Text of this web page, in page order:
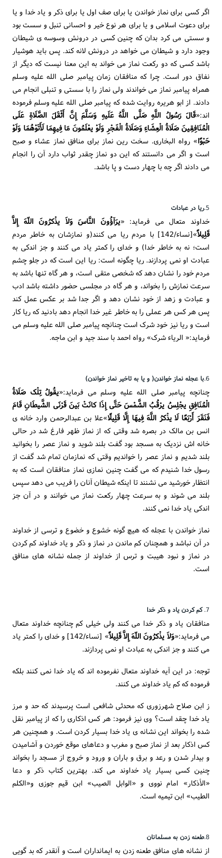
اگر کسی برای نماز خواندن یا برای صف اول یا برای ذکر و یاد خدا و یا
برای دعوت اسلامی و یا برای هر نوع خیر و احسانی تنبل و سست بود
و سستی می کرد بدان که چنین کسی در درونش وسوسه ی شیطان
وجود دارد و شیطان می خواهد در درونش لانه کند. پس باید هوشیار
باشد کسی که دو رکعت نماز می خواند به این معنا نیست که دیگر از
نفاق دور است. چرا که منافقان زمان پیامبر صلی الله علیه وسلم
همراه پیامبر نماز می خواندند ولی نماز را با سستی و تنبلی انجام می
دادند. از ابو هریره روایت شده که پیامبر صلی الله علیه وسلم فرموده
اند:«قَالَ رَسُولُ اللَّهِ صَلَّی اللَّهُ عَلَیهِ وَسَلَّمَ إِنَّ أَثْقَلَ الصَّلَاةِ عَلَی
الْمُنَافِقِینَ صَلَاةُ الْعِشَاءِ وَصَلَاةُ الْفَجْرِ وَلَوْ یعْلَمُونَ مَا فِیهِمَا لَأَتَوْهُمَا وَلَوْ
حَبْوًا» رواه البخاری. سخت رین نماز برای منافق نماز عشاء و صبح
است و اگر می دانستند که این دو نماز چقدر ثواب دارد آن را انجام
می دادند اگر چه با چهار دست و پا باشد.
5. ریا در عبادات
خداوند متعال می فرماید: «یرَآؤُونَ النَّاسَ وَلاَ یذْکرُونَ اللّهَ إِلاَّ
قَلِیلاً
»[نساء/142] با مردم ریا می کنند(و نمازشان به خاطر مردم
است؛ نه به خاطر خدا) و خدای را کمتر یاد می کنند و جز اندکی به
عبادت او نمی پردازند. ریا چگونه است: ریا این است که در جلو چشم
مردم خود را نشان دهد که شخصی متقی است، و هر گاه تنها باشد به
سرعت نمازش را بخواند، و هر گاه در مجلسی حضور داشته باشد ادب
و عبادت و زهد از خود نشان دهد و اگر جدا شد بر عکس عمل کند
پس هر کس هر عملی را به خاطر غیر خدا انجام دهد بادنید که ریا کار
است و ریا نیز خود شرک است چنانچه پیامبر صلی الله علیه وسلم می
فرماید:« الریاء شرک» رواه احمد با سند جید و ابن ماجه.
6.با عجله نماز خواندن( و یا به تاخیر نماز خواندن)
چنانچه پیامبر صلی الله علیه وسلم می فرماید:«یقُولُ تِلْک صَلَاةُ
الْمُنَافِقِ یجْلِسُ یرْقُبُ الشَّمْسَ حَتَّی إِذَا کانَتْ بَینَ قَرْنَی الشَّیطَانِ قَامَ
فَنَقَرَ أَرْبَعًا لَا یذْکرُ اللَّهَ فِیهَا إِلَّا قَلِیلًا»علا بن عبدالرحمن وارد خانه ی
انس بن مالک در بصره شد وقتی که از نماز ظهر فارغ شد در حالی
خانه اش نزدیک به مسجد بود گفت بلند شوید و نماز عصر را بخوانید
بلند شدیم و نماز عصر را خواندیم وقتی که نمازمان تمام شد گفت از
رسول خدا شنیدم که می گفت چنین نمازی نماز منافقان است که به
انتظار خورشید می نشنند تا اینکه شیطان آنان را فریب می دهد سپس
بلند می شوند و به سرعت چهار رکعت نماز می خوانند و در آن جز
اندکی یاد خدا نمی کنند.
نماز خواندن با عجله که هیچ گونه خشوع و خضوع و ترسی از خداوند
در آن نباشد و همچنان کم ماندن در نماز و ذکر و یاد خداوند کم کردن
در نماز و نبود هیبت و ترس از خداوند از جمله نشانه های منافق
است.
7. کم کردن یاد و ذکر خدا
منافقان یاد و ذکر خدا می کنند ولی خیلی کم چنانچه خداوند متعال
می فرماید:«وَلاَ یذْکرُونَ اللّهَ إِلاَّ قَلِیلاً
» [نساء/142] و خدای را کمتر یاد
می کنند و جز اندکی به عبادت او نمی پردازند.
توجه: در این آیه خداوند متعال نفرموده اند که یاد خدا نمی کنند بلکه
فرموده که کم یاد خداوند می کنند.
ز ابن صلاح شهرزوری که محدثی شافعی است پرسیدند که حد و مرز
یاد خدا چقد است؟ وی نیز فرمود: هر کس اذکاری را که از پیامبر نقل
شده را بخواند این نشانه ی یاد خدا بسیار کردن است. و همچنین هر
کس اذکار بعد از نماز صبح و مغرب و دعاهای موقع خوردن و آشامیدن
و بیدار شدن و رعد و برق و باران و ورود و خروج از مسجد را بخواند
چنین کسی بسیار یاد خداوند می کند. بهترین کتاب ذکر و دعا
«الأذکار» امام نووی و «الوابل الصیب» ابن قیم جوزی و«الکلم
الطیب» ابن تیمیه است.
8.طعنه زدن به مسلمانان
از نشانه های منافق طعنه زدن به ایمانداران است و آنقدر که بد گویی